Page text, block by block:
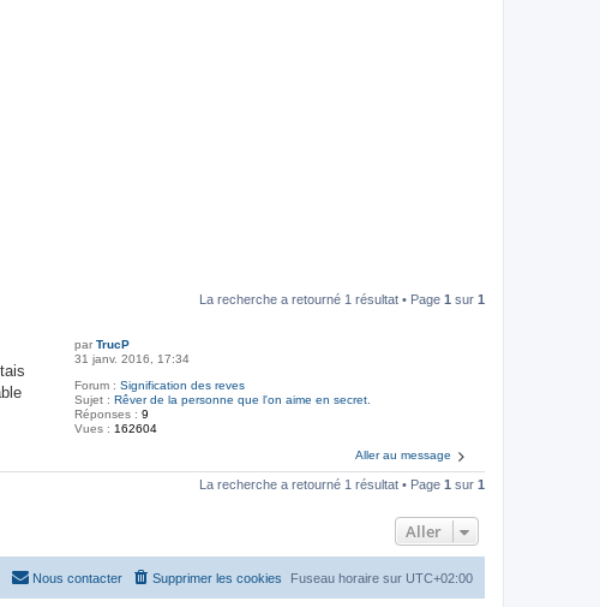
La recherche a retourné 1 résultat • Page 1 sur 1
parTrucP
31 janv. 2016, 17:34
Forum :Signification des reves
Sujet :Rêver de la personne que l'on aime en secret.
Réponses :9
Vues : 162604
Aller au message
La recherche a retourné 1 résultat • Page 1 sur 1
Aller
Fuseau horaire sur UTC+02:00
Supprimer les cookies
Nous contacter